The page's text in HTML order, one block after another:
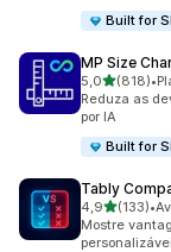
Built for
MP Size
5,0de 5(818)
818 •
Reduza as
por IA
Built for
Tably
4,9de 5(133)
133 •
Mostre